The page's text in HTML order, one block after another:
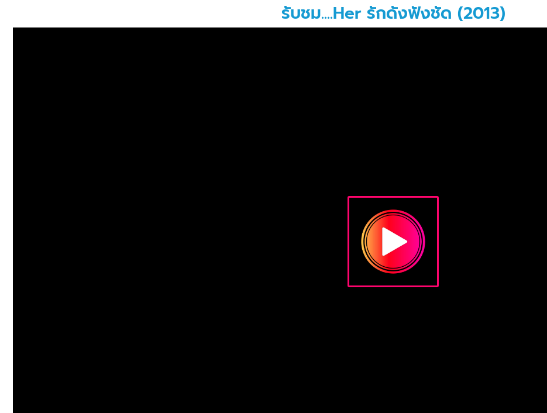
รับชม....Her รักดังฟังชัด (2013)